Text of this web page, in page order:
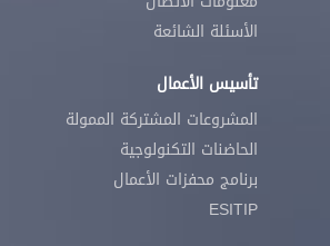
الأسئلة الشائعة
تأسيس الأعمال
المشروعات المشتركة الممولة
الحاضنات التكنولوجية
برنامج محفزات الأعمال
ESITIP